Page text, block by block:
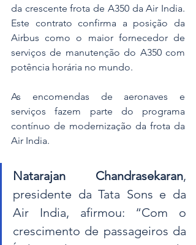
da crescente frota de A350 da Air India.
Este contrato confirma a posição da
Airbus como o maior fornecedor de
serviços de manutenção do A350 com
potência horária no mundo.
As encomendas de aeronaves e
serviços fazem parte do programa
contínuo de modernização da frota da
Air India.
Natarajan Chandrasekaran,
presidente da Tata Sons e da
Air India, afirmou: “Com o
crescimento de passageiros da